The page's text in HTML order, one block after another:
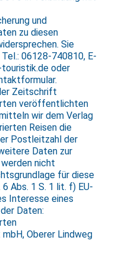
und
zu diesen
Sie
06128-740810, E-
touristik.de oder
Zeitschrift
veröffentlichten
wir dem Verlag
Reisen die
Postleitzahl der
Daten zur
nicht
für diese
Abs. 1 S. 1 lit. f) EU-
Interesse eines
Daten:
Oberer Lindweg